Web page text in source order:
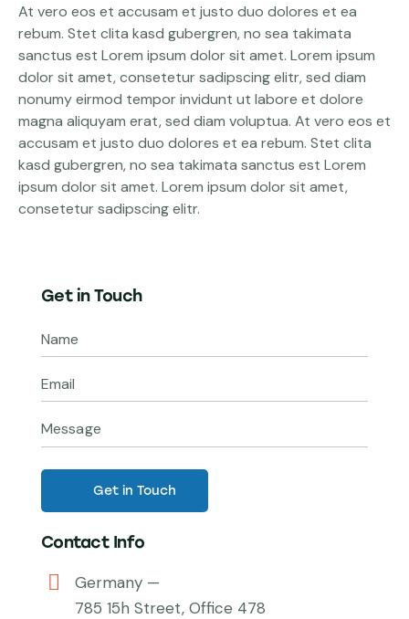
At vero eos et accusam et justo duo dolores et ea
rebum. Stet clita kasd gubergren, no sea takimata
sanctus est Lorem ipsum dolor sit amet. Lorem ipsum
dolor sit amet, consetetur sadipscing elitr, sed diam
nonumy eirmod tempor invidunt ut labore et dolore
magna aliquyam erat, sed diam voluptua. At vero eos et
accusam et justo duo dolores et ea rebum. Stet clita
kasd gubergren, no sea takimata sanctus est Lorem
ipsum dolor sit amet. Lorem ipsum dolor sit amet,
consetetur sadipscing elitr.
Get in Touch
Contact Info
Germany —
785 15h Street, Office 478